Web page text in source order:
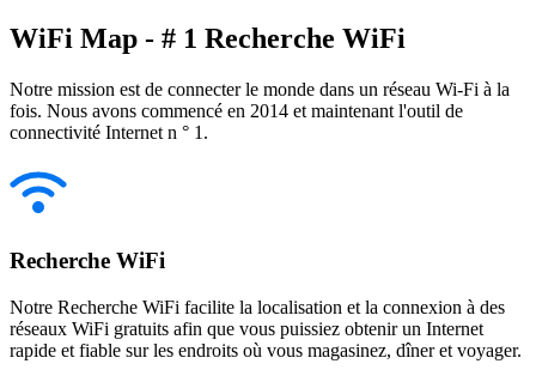
WiFi Map - # 1 Recherche WiFi
Notre mission est de connecter le monde dans un réseau Wi-Fi à la
fois. Nous avons commencé en 2014 et maintenant l'outil de
connectivité Internet n ° 1.
Recherche WiFi
Notre Recherche WiFi facilite la localisation et la connexion à des
réseaux WiFi gratuits afin que vous puissiez obtenir un Internet
rapide et fiable sur les endroits où vous magasinez, dîner et voyager.